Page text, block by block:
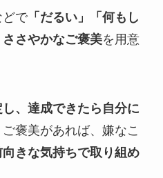
どで「だるい」「何もし
ささやかなご褒美を用意
し、達成できたら自分に
褒美があれば、嫌なこ
向きな気持ちで取り組め